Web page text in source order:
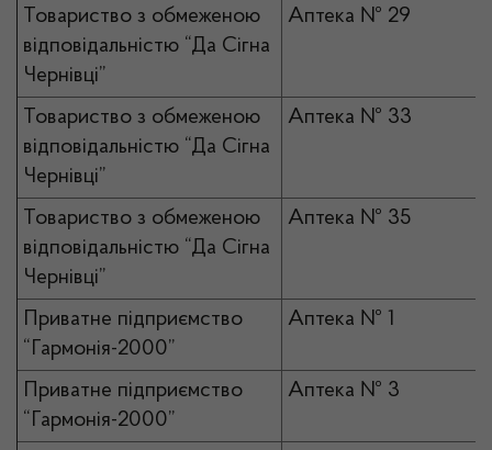
Товариство з обмеженою
відповідальністю “Да Сігна
Чернівці”
Аптека № 29
Товариство з обмеженою
відповідальністю “Да Сігна
Чернівці”
Аптека № 33
Товариство з обмеженою
відповідальністю “Да Сігна
Чернівці”
Аптека № 35
Приватне підприємство
“Гармонія-2000”
Аптека № 1
Приватне підприємство
“Гармонія-2000”
Аптека № 3